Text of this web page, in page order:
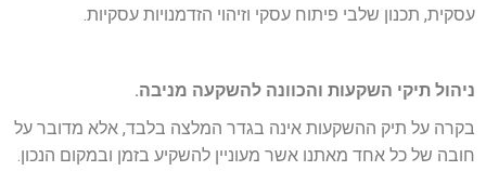
עסקית, תכנון שלבי פיתוח עסקי וזיהוי הזדמנויות עסקיות.
ניהול תיקי השקעות והכוונה להשקעה מניבה.
בקרה על תיק ההשקעות אינה בגדר המלצה בלבד, אלא מדובר על
חובה של כל אחד מאתנו אשר מעוניין להשקיע בזמן ובמקום הנכון.